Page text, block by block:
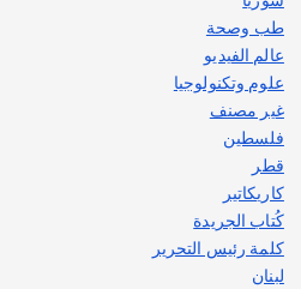
طب وصحة
عالم الفيديو
علوم وتكنولوجيا
غير مصنف
فلسطين
قطر
كاريكاتير
كُتاب الجريدة
كلمة رئيس التحرير
لبنان